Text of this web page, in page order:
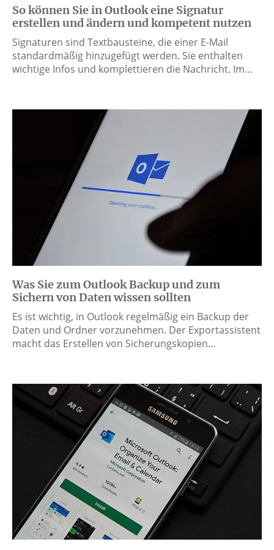
So können Sie in Outlook eine Signatur
erstellen und ändern und kompetent nutzen
Signaturen sind Textbausteine, die einer E-Mail
standardmäßig hinzugefügt werden. Sie enthalten
wichtige Infos und komplettieren die Nachricht. Im…
Was Sie zum Outlook Backup und zum
Sichern von Daten wissen sollten
Es ist wichtig, in Outlook regelmäßig ein Backup der
Daten und Ordner vorzunehmen. Der Exportassistent
macht das Erstellen von Sicherungskopien…